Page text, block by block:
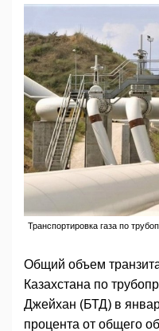
Транспортировка газа по
Общий объем
Казахстана по
Джейхан (БТД) в
процента от общего